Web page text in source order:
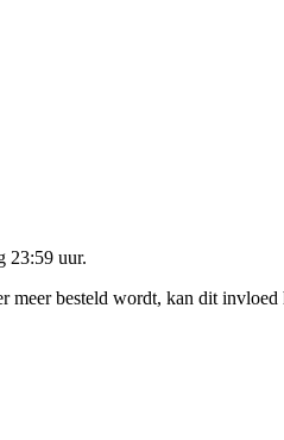
23:59 uur.
besteld wordt, kan dit invloed